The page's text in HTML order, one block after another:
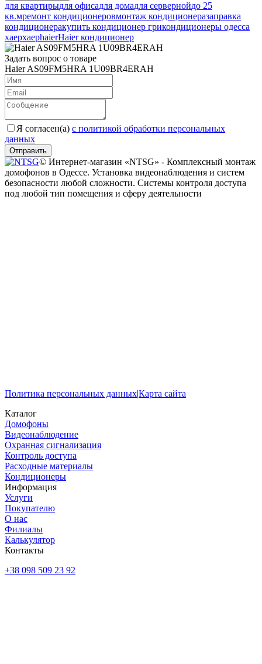
для квартирыдля офисадля домадля сервернойдо 25
кв.мремонт кондиционеровмонтаж кондиционеразаправка
кондиционеракупить кондиционер грикондиционеры одесса
хаерхаерhaierHaier кондиционер
Задать вопрос о товаре
Haier AS09FM5HRA 1U09BR4ERAH
Я согласен(a) с политикой обработки персональных
данных
Отправить
© Интернет-магазин «NTSG» - Комплексный монтаж
домофонов в Одессе. Установка видеонаблюдения и систем
безопасности любой сложности. Системы контроля доступа
под любой тип помещения и сферу деятельности
Политика персональных данных|Карта сайта
Каталог
Домофоны
Видеонаблюдение
Охранная сигнализация
Контроль доступа
Расходные материалы
Кондиционеры
Информация
Услуги
Покупателю
О нас
Филиалы
Калькулятор
Контакты
+38 098 509 23 92